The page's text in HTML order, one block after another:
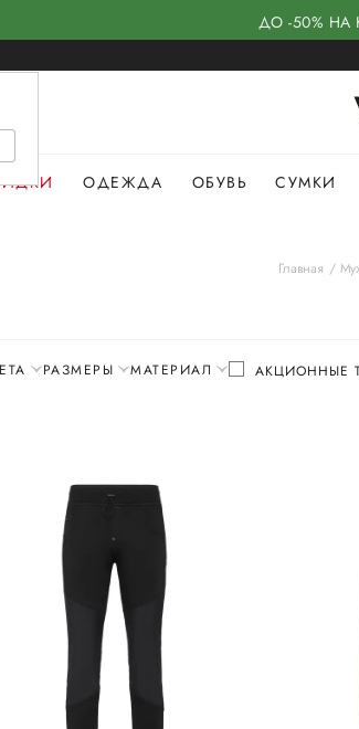
ДО -50%
ОДЕЖДА ОБУВЬ СУМКИ
Главная
РАЗМЕРЫ МАТЕРИАЛ АКЦИОННЫЕ